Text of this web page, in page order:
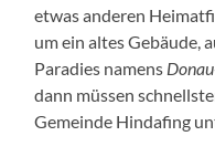
etwas anderen
um ein altes Gebäude,
Paradies namens
dann müssen
Gemeinde Hindafing